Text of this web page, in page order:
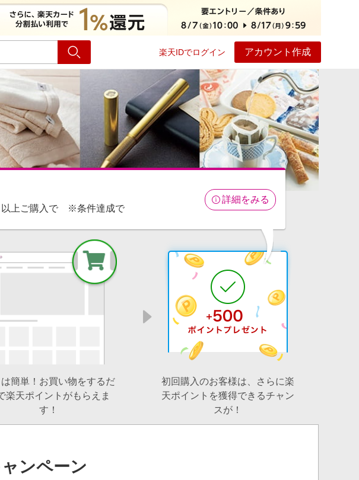
楽天IDでログイン アカウント作成
旅行 プレイ ヘルプ
以上ご購入で ※条件達成で
詳細をみる
簡単！お買い物をするだ
楽天ポイントがもらえま
す！
初回購入のお客様は、さらに楽
天ポイントを獲得できるチャン
スが！
ンペーン